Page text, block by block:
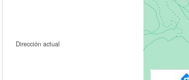
Dirección actual